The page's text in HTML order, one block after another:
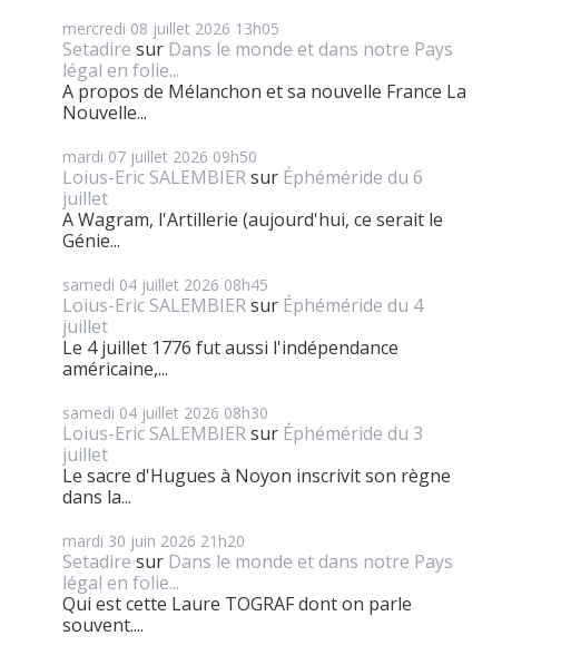
mercredi 08 juillet 2026 13h05
Setadire sur Dans le monde et dans notre Pays
légal en folie...
A propos de Mélanchon et sa nouvelle France La
Nouvelle...
mardi 07 juillet 2026 09h50
Loius-Eric SALEMBIERsur Éphéméride du 6
juillet
A Wagram, l'Artillerie (aujourd'hui, ce serait le
Génie...
samedi 04 juillet 2026 08h45
Loius-Eric SALEMBIERsur Éphéméride du 4
juillet
Le 4 juillet 1776 fut aussi l'indépendance
américaine,...
samedi 04 juillet 2026 08h30
Loius-Eric SALEMBIERsur Éphéméride du 3
juillet
Le sacre d'Hugues à Noyon inscrivit son règne
dans la...
mardi 30 juin 2026 21h20
Setadire sur Dans le monde et dans notre Pays
légal en folie...
Qui est cette Laure TOGRAF dont on parle
souvent....